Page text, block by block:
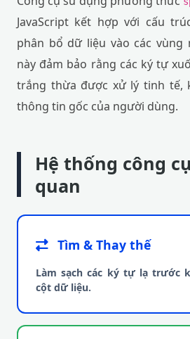
JavaScript kết hợp với cấu
phân bổ dữ liệu vào các vùng
này đảm bảo rằng các ký tự
trắng thừa được xử lý tinh tế,
thông tin gốc của người dùng.
Hệ thống công
quan
Tìm & Thay thế
Làm sạch các ký tự lạ trước
cột dữ liệu.